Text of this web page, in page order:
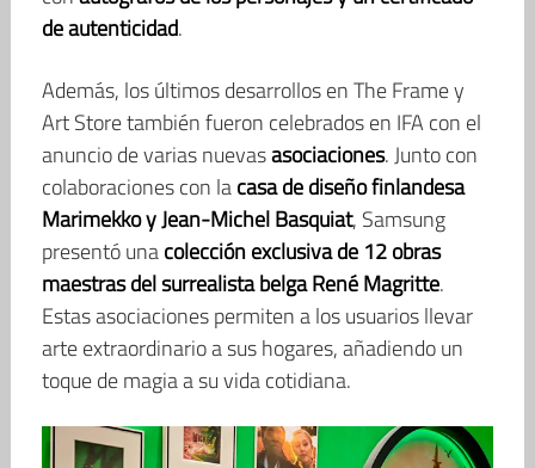
de autenticidad.
Además, los últimos desarrollos en The Frame y
Art Store también fueron celebrados en IFA con el
anuncio de varias nuevasasociaciones. Junto con
colaboraciones con lacasa de diseño finlandesa
Marimekko y Jean-Michel Basquiat, Samsung
presentó unacolección exclusiva de 12 obras
maestras del surrealista belga René Magritte.
Estas asociaciones permiten a los usuarios llevar
arte extraordinario a sus hogares, añadiendo un
toque de magia a su vida cotidiana.